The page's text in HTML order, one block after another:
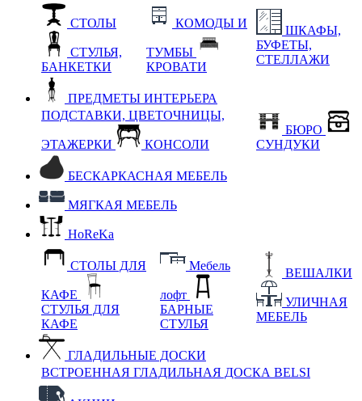
СТОЛЫ
СТУЛЬЯ,
БАНКЕТКИ
КОМОДЫ И
ТУМБЫ
КРОВАТИ
ШКАФЫ,
БУФЕТЫ,
СТЕЛЛАЖИ
ПРЕДМЕТЫ ИНТЕРЬЕРА
ПОДСТАВКИ, ЦВЕТОЧНИЦЫ,
ЭТАЖЕРКИ КОНСОЛИ
БЮРО
СУНДУКИ
БЕСКАРКАСНАЯ МЕБЕЛЬ
МЯГКАЯ МЕБЕЛЬ
HoReKa
СТОЛЫ ДЛЯ
КАФЕ
СТУЛЬЯ ДЛЯ
КАФЕ
Мебель
лофт
БАРНЫЕ
СТУЛЬЯ
ВЕШАЛКИ
УЛИЧНАЯ
МЕБЕЛЬ
ГЛАДИЛЬНЫЕ ДОСКИ
ВСТРОЕННАЯ ГЛАДИЛЬНАЯ ДОСКА BELSI